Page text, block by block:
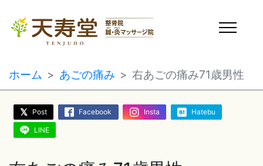
ホーム あごの痛み 右あごの痛み71歳男性
Post Facebook Insta Hatebu
LINE